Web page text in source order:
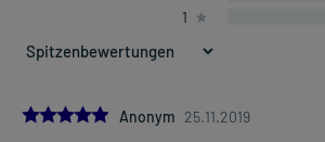
1
5.0Anonym 25.11.2019